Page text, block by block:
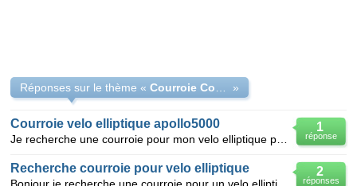
Réponses sur le thème « »
1
réponse
Courroie velo elliptique apollo5000
2
réponses
Recherche courroie pour velo elliptique